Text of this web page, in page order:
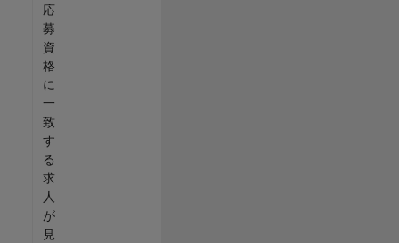
応
募
資
格
に
一
致
す
る
求
人
が
見